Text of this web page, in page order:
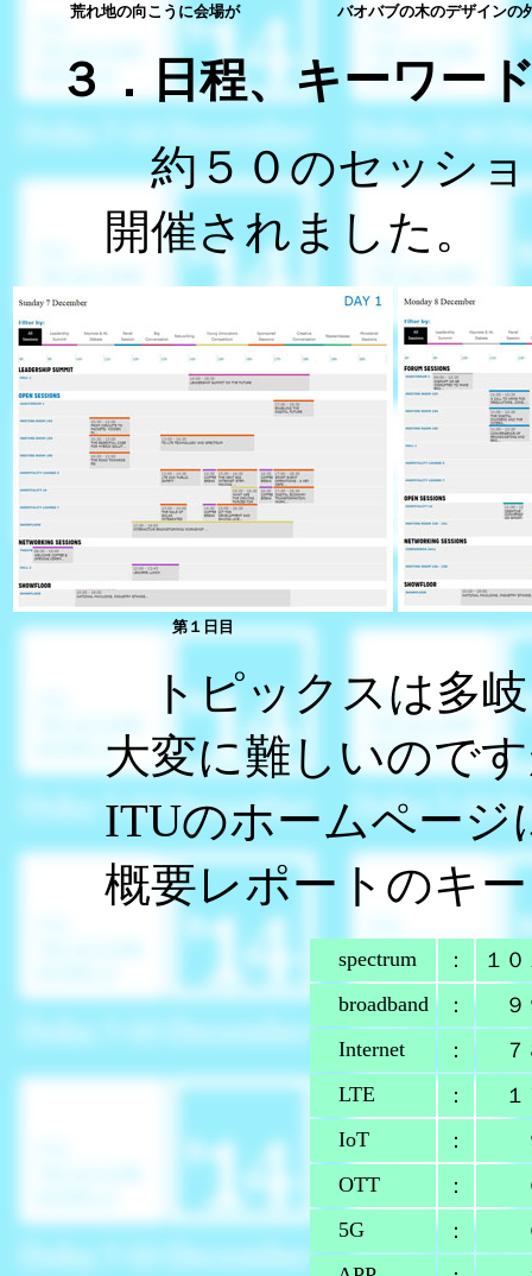
荒れ地の向こうに会場が バオバブの木のデザインの
３．日程、キーワー
約５０のセッショ
開催されました。
第１日目
トピックスは多
大変に難しいので
ITUのホームページ
概要レポートのキ
spectrum ：
１０
broadband
：
Internet
：
LTE
：
IoT
：
OTT
：
5G
：